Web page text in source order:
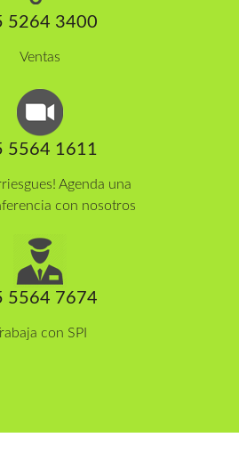
5264 3400
Ventas
5564 1611
Agenda una
con nosotros
5564 7674
con SPI